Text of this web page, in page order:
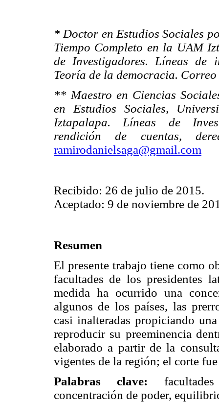
* Doctor en Estudios Sociales
Tiempo Completo en la UAM
de Investigadores. Líneas de
Teoría de la democracia.
** Maestro en Ciencias
en Estudios Sociales,
Iztapalapa. Líneas de
rendición de cuentas,
ramirodanielsaga@gmail.com
Recibido: 26 de julio de 2015.
Aceptado: 9 de noviembre de
Resumen
El presente trabajo tiene como
facultades de los presidentes
medida ha ocurrido una
algunos de los países, las
casi inalteradas propiciando
reproducir su preeminencia
elaborado a partir de la
vigentes de la región; el corte
Palabras clave:
concentración de poder,